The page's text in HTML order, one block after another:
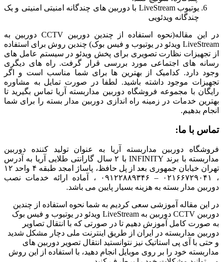
یوتیوب LiveStream با دوربین های چندگانه امنیتی امنیتی و یک
چندگانه ویدئویی
در این مقاله(نحوه استفاده از چندین دوربین CCTV دوربین به
LiveStream ویدئو در یوتیوب و فیس بوک) چندین روش برای استفاده
از تجهیزات نظارت تصویری برای پخش ویدئو در سیستم عامل های
رسانه های اجتماعی مورد بررسی قرار گرفت. راه های دیگری
وجود دارد. کدامیک از بهترین ها برای شما مناسب است و اگر
تجهیزات موجود داشته باشید. لطفا در صورت تمایل به مشاوره
رایگان با مجموعه فروشگاه دوربین مداربسته آریا تماس بگیرید تا
بهترین خدمات در زمینه راه اندازی دوربین مدار بسته را برای شما
انجام بدهیم.
تماس با ما:
فروشگاه دوربین مداربسته آریا به عنوان تولید کننده دوربین
مداربسته با برند INFINITY با ۲ سال گارانتی طلایی آریا به آدرس
تهران خیابان جمهوری بعد از پل حافظ، پاساژ امجد طبقه ۴ واحد ۱۲
، ۰۲۱۶۶۷۲۹۰۴۱ – ۰۹۱۲۲۸۸۹۳۴۶ ، آماده ارائه خدمات نصب
دوربین مدار بسته به هزینه بسیار پایین می باشد.
در این مقاله آموزشی سعی کردیم به شما نحوه استفاده از چندین
دوربین CCTV دوربین به LiveStream ویدئو در یوتیوب و فیس بوک
به صورت کامل آموزش دهیم تا در صورتی که با انتقال تصاویر
دوربین مداربسته در ایران از طریق اینترنت ملی دچار مشکل شدید
و حتی با آی پی استاتیک نیز نتوانستید انتقال تصویر دوربین های
مداربسته خود را بر روی موبایل انجام دهید، با استفاده از این روش